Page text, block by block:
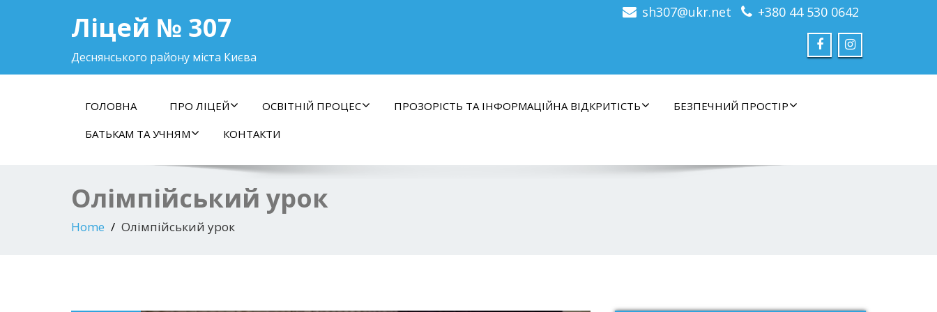
Ліцей № 307
Деснянського району міста Києва
sh307@ukr.net +380 44 530 0642
ГОЛОВНА ПРО ЛІЦЕЙ ОСВІТНІЙ ПРОЦЕС ПРОЗОРІСТЬ ТА ІНФОРМАЦІЙНА ВІДКРИТІСТЬ
БЕЗПЕЧНИЙ ПРОСТІР
БАТЬКАМ ТА УЧНЯМ
КОНТАКТИ
Олімпійський урок
Home Олімпійський урок